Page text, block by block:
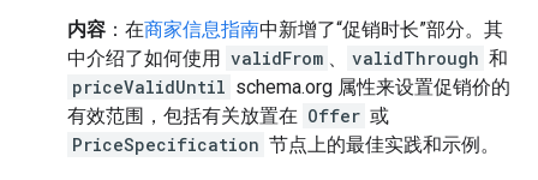
内容 ：在商家信息指南中新增了“促销时长”部分。其
中介绍了如何使用 validFrom 、 validThrough 和
priceValidUntil schema.org 属性来设置促销价的
有效范围，包括有关放置在 Offer 或
PriceSpecification 节点上的最佳实践和示例。